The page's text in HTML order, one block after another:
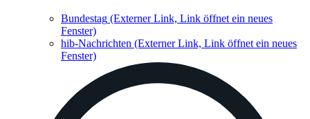
Bundestag (Externer Link, Link öffnet ein neues
Fenster)
hib-Nachrichten (Externer Link, Link öffnet ein neues
Fenster)